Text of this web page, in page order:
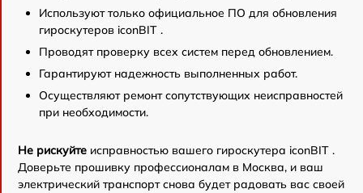
Используют только официальное ПО для обновления
гироскутеров iconBIT .
Проводят проверку всех систем перед обновлением.
Гарантируют надежность выполненных работ.
Осуществляют ремонт сопутствующих неисправностей
при необходимости.
Не рискуйте исправностью вашего гироскутера iconBIT .
Доверьте прошивку профессионалам в Москва, и ваш
электрический транспорт снова будет радовать вас своей